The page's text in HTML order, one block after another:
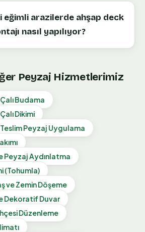
eğimli arazilerde ahşap deck
nasıl yapılıyor?
Peyzaj Hizmetlerimiz
Budama
Dikimi
Peyzaj Uygulama
Peyzaj Aydınlatma
(Tohumla)
ve Zemin Döşeme
Dekoratif Duvar
Düzenleme